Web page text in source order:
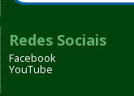
Redes Sociais
Facebook
YouTube